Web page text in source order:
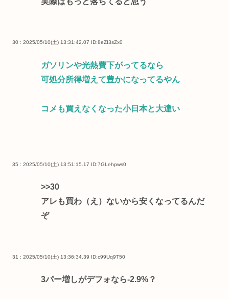
30 : 2025/05/10(土) 13:31:42.07 ID:8eZI3sZx0
ガソリンや光熱費下がってるなら
可処分所得増えて豊かになってるやん
コメも買えなくなった小日本と大違い
35 : 2025/05/10(土) 13:51:15.17 ID:7GLehpws0
>>30
アレも買わ（え）ないから安くなってるんだ
ぞ
31 : 2025/05/10(土) 13:36:34.39 ID:c99Uq9T50
3パー増しがデフォなら-2.9%？